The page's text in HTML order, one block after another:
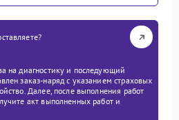
на диагностику и последующий
заказ-наряд с указанием страховых
Далее, после выполнения работ
акт выполненных работ и